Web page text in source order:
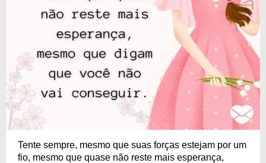
Tente sempre, mesmo que suas forças estejam por um
fio, mesmo que quase não reste mais esperança,